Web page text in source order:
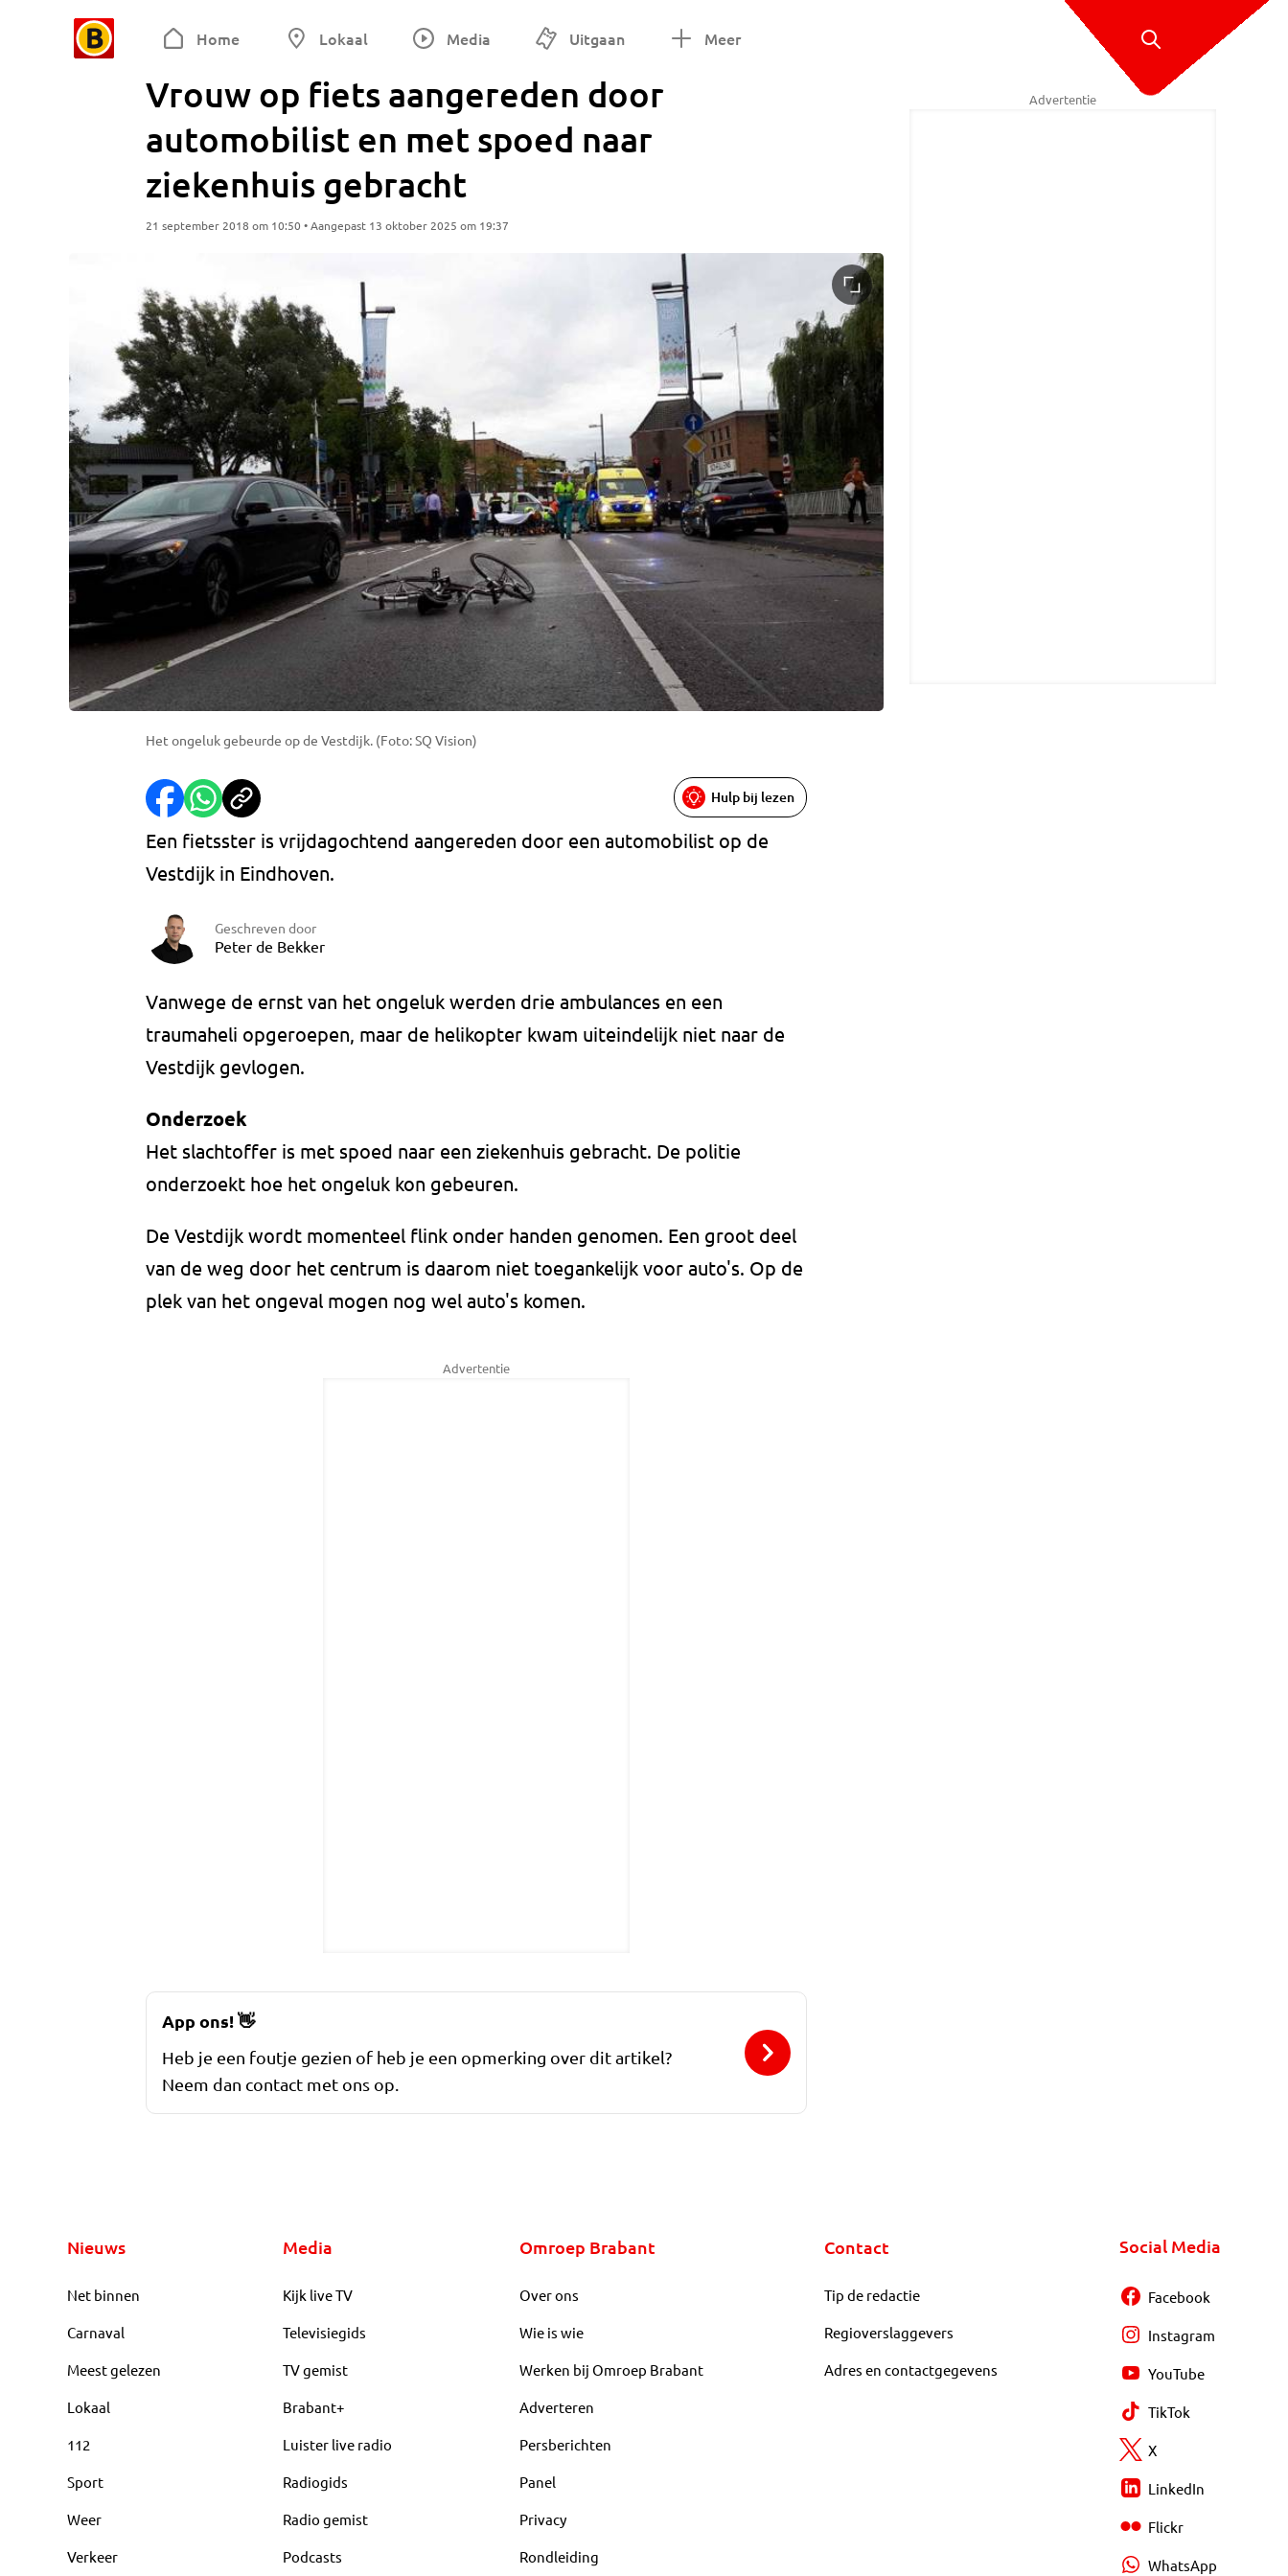
Home Lokaal Media Uitgaan Meer
Vrouw op fiets aangereden door
automobilist en met spoed naar
ziekenhuis gebracht
21 september 2018 om 10:50 • Aangepast 13 oktober 2025 om 19:37
Het ongeluk gebeurde op de Vestdijk. (Foto: SQ Vision)
Hulp bij lezen
Een fietsster is vrijdagochtend aangereden door een automobilist op de
Vestdijk in Eindhoven.
Geschreven door
Peter de Bekker
Vanwege de ernst van het ongeluk werden drie ambulances en een
traumaheli opgeroepen, maar de helikopter kwam uiteindelijk niet naar de
Vestdijk gevlogen.
Onderzoek
Het slachtoffer is met spoed naar een ziekenhuis gebracht. De politie
onderzoekt hoe het ongeluk kon gebeuren.
De Vestdijk wordt momenteel flink onder handen genomen. Een groot deel
van de weg door het centrum is daarom niet toegankelijk voor auto's. Op de
plek van het ongeval mogen nog wel auto's komen.
Advertentie
Advertentie
App ons!👋
Heb je een foutje gezien of heb je een opmerking over dit artikel?
Neem dan contact met ons op.
Nieuws
Net binnen
Carnaval
Meest gelezen
Lokaal
112
Sport
Weer
Verkeer
Media
Kijk live TV
Televisiegids
TV gemist
Brabant+
Luister live radio
Radiogids
Radio gemist
Podcasts
Omroep Brabant
Over ons
Wie is wie
Werken bij Omroep Brabant
Adverteren
Persberichten
Panel
Privacy
Rondleiding
Contact
Tip de redactie
Regioverslaggevers
Adres en contactgegevens
Social Media
Facebook
Instagram
YouTube
TikTok
X
LinkedIn
Flickr
WhatsApp